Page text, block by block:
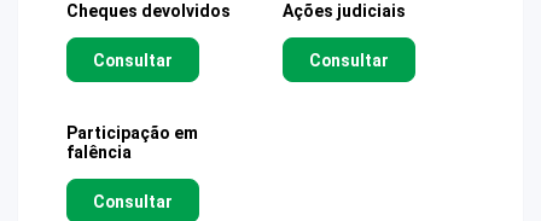
Cheques devolvidos
Consultar
Ações judiciais
Consultar
Participação em
falência
Consultar